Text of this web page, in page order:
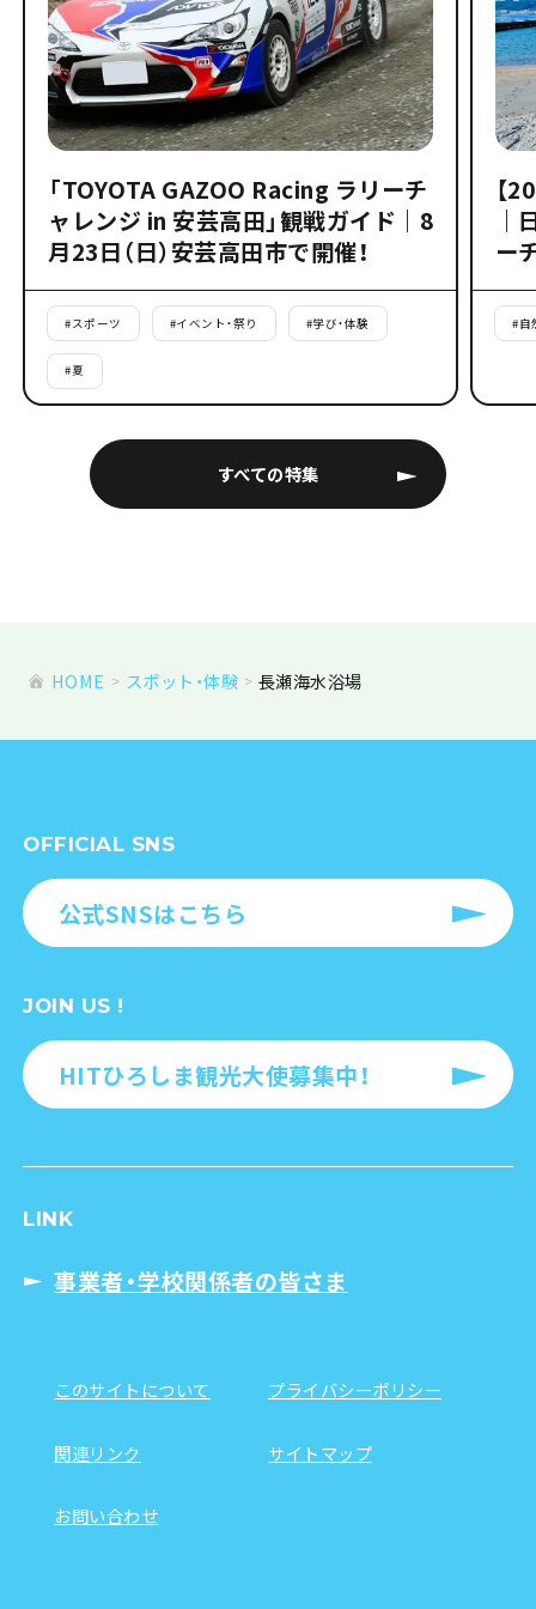
すべての特集
「TOYOTA GAZOO Racing ラリーチ
ャレンジ in 安芸高田」観戦ガイド｜8
月23日（日）安芸高田市で開催！
#スポーツ #イベント・祭り #学び・体験
#夏
【
｜
ー
#自
HOME スポット・体験 長瀬海水浴場
OFFICIAL SNS
公式SNSはこちら
JOIN US !
HITひろしま観光大使募集中！
LINK
事業者・学校関係者の皆さま
このサイトについて プライバシーポリシー
関連リンク サイトマップ
お問い合わせ